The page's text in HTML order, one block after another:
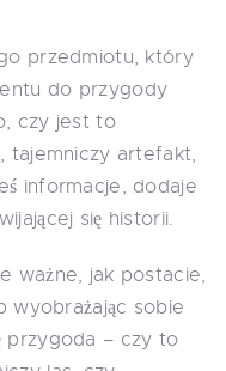
przedmiotu, który
do przygody
czy jest to
tajemniczy artefakt,
informacje, dodaje
się historii.
ważne, jak postacie,
wyobrażając sobie
przygoda – czy to